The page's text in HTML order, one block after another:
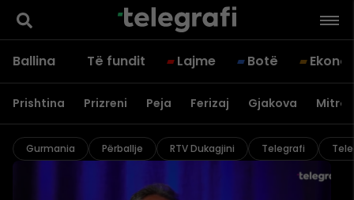
Ballina Të fundit Lajme Botë
Prishtina Prizreni Peja Ferizaj Gjakova
Gurmania Përballje RTV Dukagjini Telegrafi